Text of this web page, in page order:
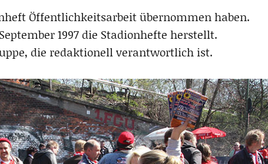
Öffentlichkeitsarbeit übernommen haben.
1997 die Stadionhefte herstellt.
die redaktionell verantwortlich ist.